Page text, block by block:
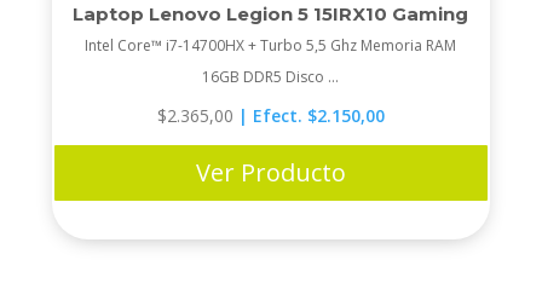
Laptop Lenovo Legion 5 15IRX10 Gaming
Intel Core™ i7-14700HX + Turbo 5,5 Ghz Memoria RAM
16GB DDR5 Disco ...
$2.365,00 | Efect. $2.150,00
Ver Producto